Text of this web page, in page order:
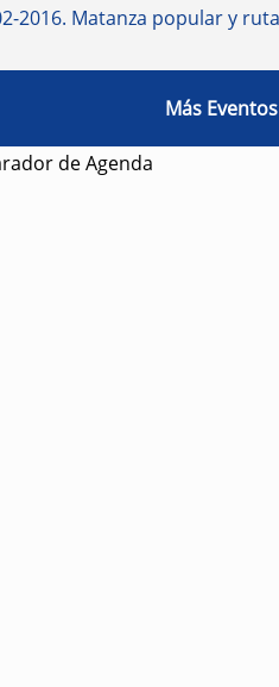
2016. Matanza popular y
Más Eventos